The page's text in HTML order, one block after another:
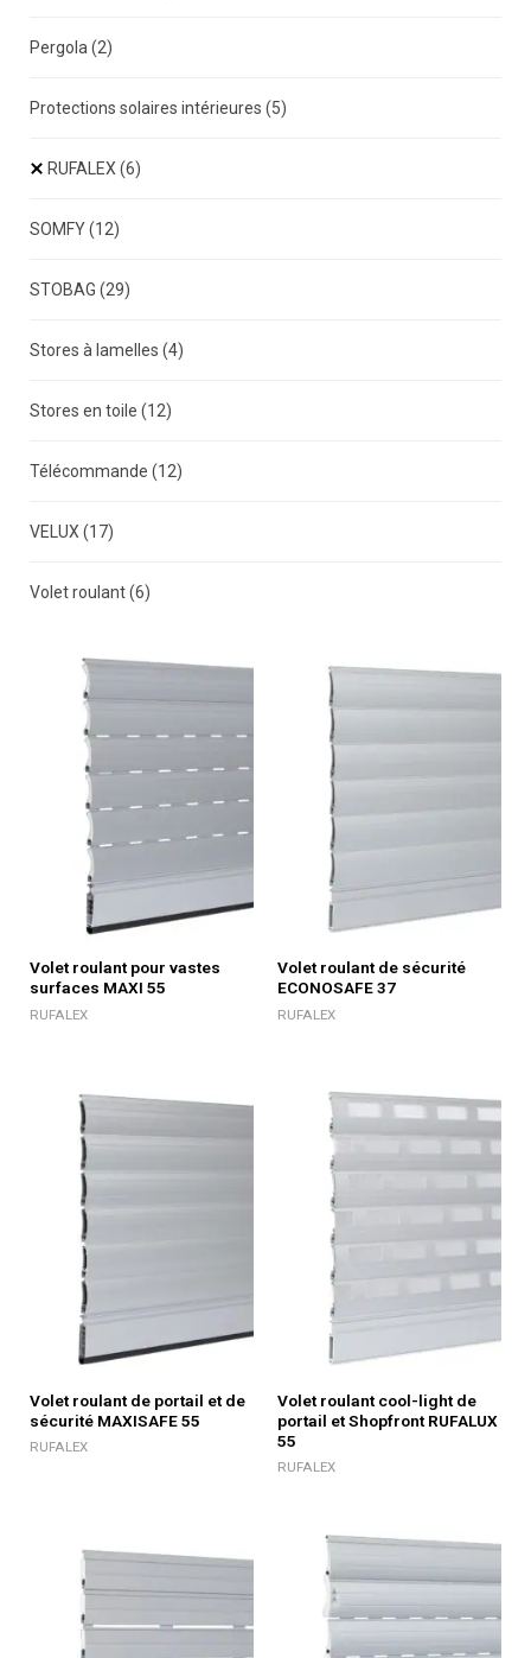
Pergola (2)
Protections solaires intérieures (5)
RUFALEX (6)
SOMFY(12)
STOBAG (29)
Stores à lamelles (4)
Stores en toile (12)
Télécommande (12)
VELUX (17)
Volet roulant(6)
Volet roulant pour vastes
surfaces MAXI 55
RUFALEX
Volet roulant de sécurité
ECONOSAFE 37
RUFALEX
Volet roulant de portail et de
sécurité MAXISAFE 55
RUFALEX
Volet roulant cool-light de
portail et Shopfront RUFALUX
55
RUFALEX